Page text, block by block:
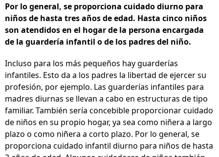
Por lo general, se proporciona cuidado diurno para
niños de hasta tres años de edad. Hasta cinco niños
son atendidos en el hogar de la persona encargada
de la guardería infantil o de los padres del niño.
Incluso para los más pequeños hay guarderías
infantiles. Esto da a los padres la libertad de ejercer su
profesión, por ejemplo. Las guarderías infantiles para
madres diurnas se llevan a cabo en estructuras de tipo
familiar. También sería concebible proporcionar cuidado
de niños en su propio hogar, ya sea como niñera a largo
plazo o como niñera a corto plazo. Por lo general, se
proporciona cuidado infantil diurno para niños de hasta